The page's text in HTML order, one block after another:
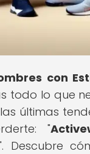
con
todo lo que
últimas
"
Descubre